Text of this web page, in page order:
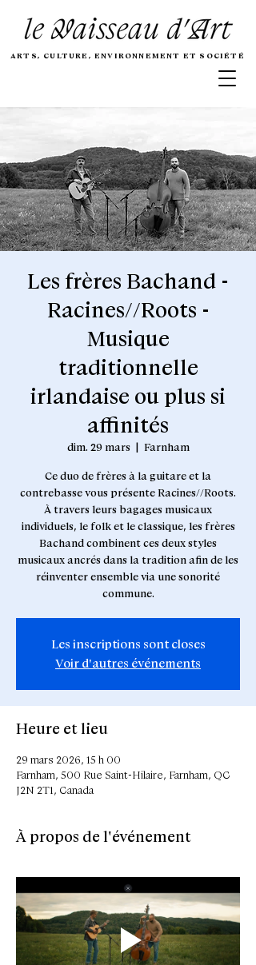
ARTS, CULTURE, ENVIRONNEMENT ET SOCIÉTÉ
Les frères Bachand -
Racines//Roots -
Musique
traditionnelle
irlandaise ou plus si
affinités
dim. 29 mars
  |
Farnham
Ce duo de frères à la guitare et la
contrebasse vous présente Racines//Roots.
À travers leurs bagages musicaux
individuels, le folk et le classique, les frères
Bachand combinent ces deux styles
musicaux ancrés dans la tradition afin de les
réinventer ensemble via une sonorité
commune.
Les inscriptions sont closes
Voir d'autres événements
Heure et lieu
29 mars 2026, 15 h 00
Farnham, 500 Rue Saint-Hilaire, Farnham, QC
J2N 2T1, Canada
À propos de l'événement